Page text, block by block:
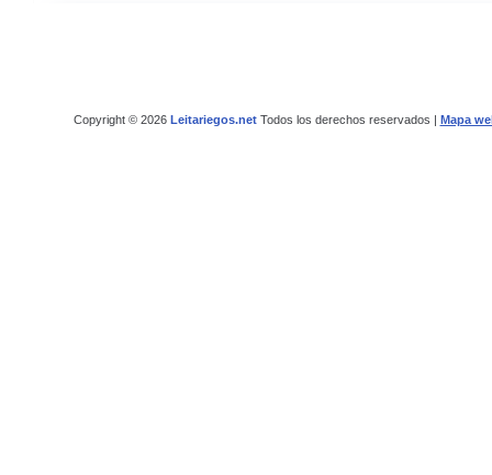
Copyright © 2026 Leitariegos.netTodos los derechos reservados | Mapa